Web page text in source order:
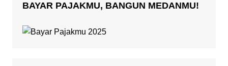
BAYAR PAJAKMU, BANGUN MEDANMU!